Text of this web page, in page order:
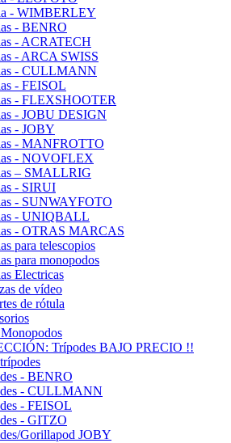
- WIMBERLEY
- BENRO
- ACRATECH
- ARCA SWISS
- CULLMANN
- FEISOL
- FLEXSHOOTER
- JOBU DESIGN
- JOBY
- MANFROTTO
- NOVOFLEX
– SMALLRIG
- SIRUI
- SUNWAYFOTO
- UNIQBALL
- OTRAS MARCAS
para telescopios
para monopodos
Electricas
de vídeo
de rótula
Trípodes BAJO PRECIO !!
- BENRO
- CULLMANN
- FEISOL
- GITZO
Gorillapod JOBY